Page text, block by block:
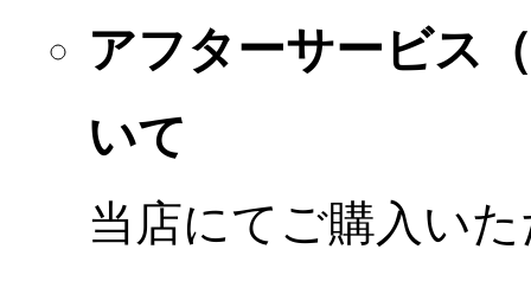
アフターサービス
いて
当店にてご購入い